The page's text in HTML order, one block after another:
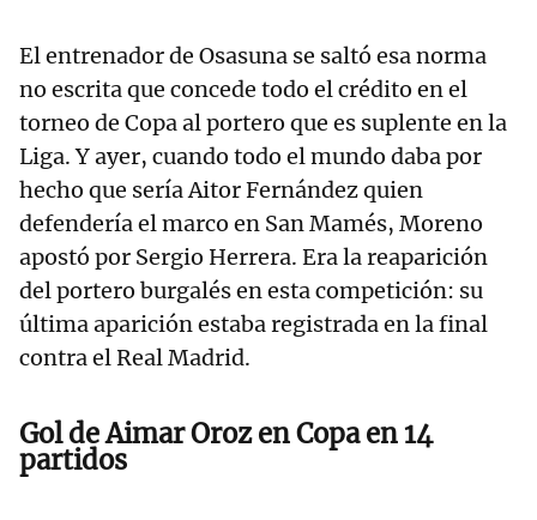
El entrenador de Osasuna se saltó esa norma
no escrita que concede todo el crédito en el
torneo de Copa al portero que es suplente en la
Liga. Y ayer, cuando todo el mundo daba por
hecho que sería Aitor Fernández quien
defendería el marco en San Mamés, Moreno
apostó por Sergio Herrera. Era la reaparición
del portero burgalés en esta competición: su
última aparición estaba registrada en la final
contra el Real Madrid.
Gol de Aimar Oroz en Copa en 14
partidos